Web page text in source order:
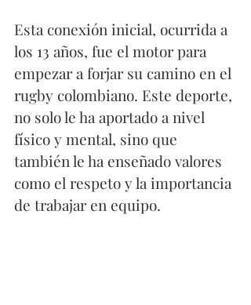
Esta conexión inicial, ocurrida a
los 13 años, fue el motor para
empezar a forjar su camino en el
rugby colombiano. Este deporte,
no solo le ha aportado a nivel
físico y mental, sino que
también le ha enseñado valores
como el respeto y la importancia
de trabajar en equipo.